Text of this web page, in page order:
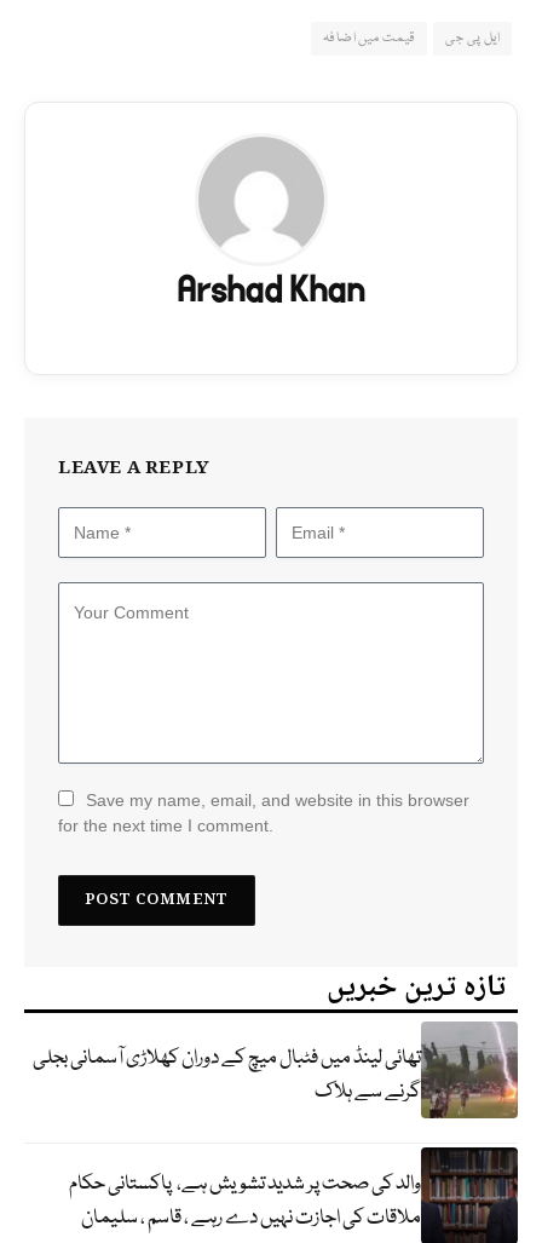
ایل پی جی قیمت میں اضافہ
Arshad Khan
LEAVE A REPLY
Save my name, email, and website in this browser
for the next time I comment.
تازہ ترین خبریں
تھائی لینڈ میں فٹبال میچ کے دوران کھلاڑی آسمانی بجلی
گرنے سے ہلاک
والد کی صحت پر شدید تشویش ہے، پاکستانی حکام
ملاقات کی اجازت نہیں دے رہے ، قاسم ، سلیمان